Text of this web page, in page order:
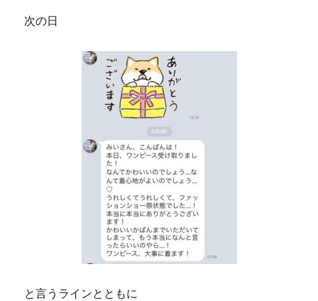
次の日
と言うラインとともに